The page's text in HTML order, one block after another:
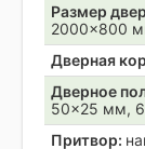
Размер
2000×800
Дверная
Дверное
50×25 мм,
Притвор: